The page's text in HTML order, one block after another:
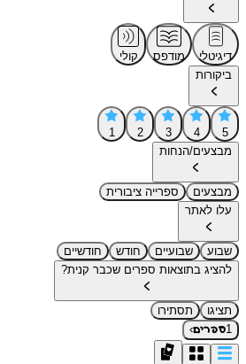
דיגיטלי מודפס
קולי
ביקורות
5
4
3
2
1
מבצעים/הנחות
מבצעים
ספרייה ציבורית
עלו לאתר
שבוע שבועיים חודש
חודשיים
להציג בתוצאות ספרים שכבר קנית?
תציגו
תסתירו
1ספרים›